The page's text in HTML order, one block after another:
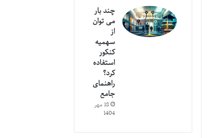
چند بار
می توان
از
سهمیه
کنکور
استفاده
کرد؟
راهنمای
جامع
18 مهر
1404